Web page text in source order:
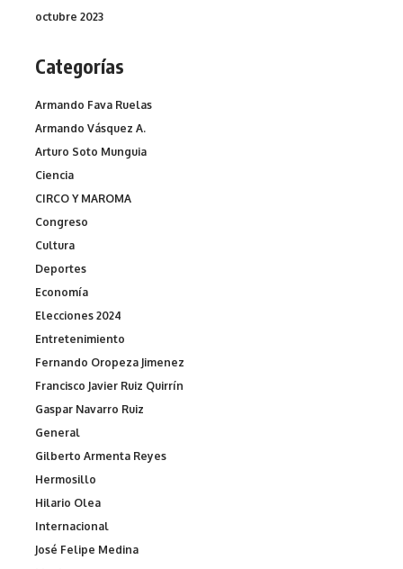
octubre 2023
Categorías
Armando Fava Ruelas
Armando Vásquez A.
Arturo Soto Munguia
Ciencia
CIRCO Y MAROMA
Congreso
Cultura
Deportes
Economía
Elecciones 2024
Entretenimiento
Fernando Oropeza Jimenez
Francisco Javier Ruiz Quirrín
Gaspar Navarro Ruiz
General
Gilberto Armenta Reyes
Hermosillo
Hilario Olea
Internacional
José Felipe Medina